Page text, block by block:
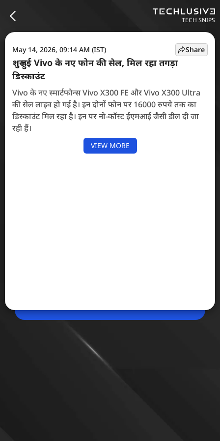
TECH SNIPS
May 14, 2026, 09:14 AM (IST)
शुरू हुई Vivo के नए फोन की सेल, मिल रहा तगड़ा
डिस्काउंट
Vivo के नए स्मार्टफोन्स Vivo X300 FE और Vivo X300 Ultra
की सेल लाइव हो गई है। इन दोनों फोन पर 16000 रुपये तक का
डिस्काउंट मिल रहा है। इन पर नो-कॉस्ट ईएमआई जैसी डील दी जा
रही हैं।
VIEW MORE
Share
May 13, 2026, 04:54 PM (IST)
कहीं आपकी चारधाम यात्रा बुकिंग तो नहीं है Fake? रहें
Char Dham यात्रा की शुरुआत के साथ साइबर क्रिमिनल्स भी
Share